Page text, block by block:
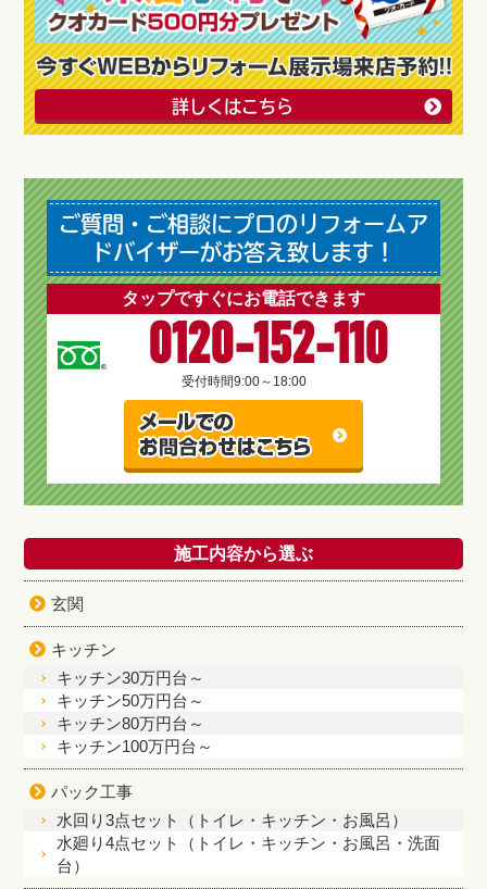
詳しくはこちら
ご質問・ご相談にプロのリフォームア
ドバイザーがお答え致します！
タップですぐにお電話できます
0120-152-110
受付時間9:00～18:00
施工内容から選ぶ
玄関
キッチン
キッチン30万円台～
キッチン50万円台～
キッチン80万円台～
キッチン100万円台～
パック工事
水回り3点セット（トイレ・キッチン・お風呂）
水廻り4点セット（トイレ・キッチン・お風呂・洗面
台）